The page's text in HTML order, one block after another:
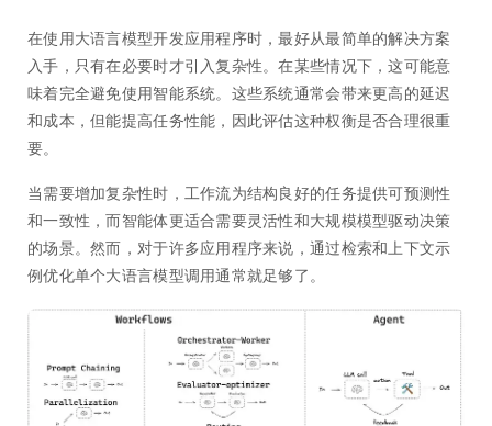
在使用大语言模型开发应用程序时，最好从最简单的解决方案
入手，只有在必要时才引入复杂性。在某些情况下，这可能意
味着完全避免使用智能系统。这些系统通常会带来更高的延迟
和成本，但能提高任务性能，因此评估这种权衡是否合理很重
要。
当需要增加复杂性时，工作流为结构良好的任务提供可预测性
和一致性，而智能体更适合需要灵活性和大规模模型驱动决策
的场景。然而，对于许多应用程序来说，通过检索和上下文示
例优化单个大语言模型调用通常就足够了。